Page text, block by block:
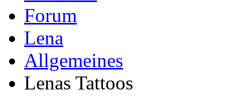
Forum
Lena
Allgemeines
Lenas Tattoos